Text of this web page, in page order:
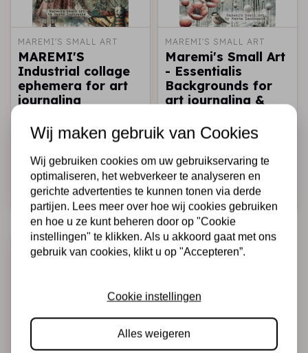
MAREMI'S SMALL ART
MAREMI'S
Industrial collage
ephemera for art
journaling
PERSONAS & more
€21,95 Op voorraad
Snel toevoegen
MAREMI'S SMALL ART
Maremi's Small Art
- Essentialis
Backgrounds for
art journaling &
OF FROZEN
MEADOW
€21,95 Op voorraad
Snel toevoegen
Wij maken gebruik van Cookies
Wij gebruiken cookies om uw gebruikservaring te
optimaliseren, het webverkeer te analyseren en
gerichte advertenties te kunnen tonen via derde
partijen. Lees meer over hoe wij cookies gebruiken
en hoe u ze kunt beheren door op "Cookie
instellingen" te klikken. Als u akkoord gaat met ons
gebruik van cookies, klikt u op "Accepteren”.
Cookie instellingen
Alles weigeren